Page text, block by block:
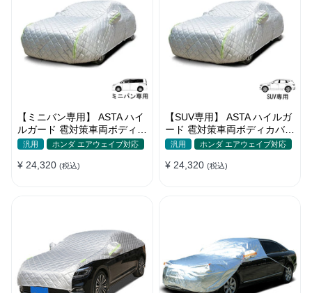
【ミニバン専用】 ASTA ハイ
ルガード 雹対策車両ボディカ
バー 5層構造 雹対策 厚手 凍
ープ付きボディカバー
汎用 ホンダ エアウェイブ対応
¥ 24,320 (税込)
【SUV専用】 ASTA ハイルガ
ード 雹対策車両ボディカバー
5層構造 雹対策 厚手 凍結防
付きボディカバー
汎用 ホンダ エアウェイブ対応
¥ 24,320 (税込)